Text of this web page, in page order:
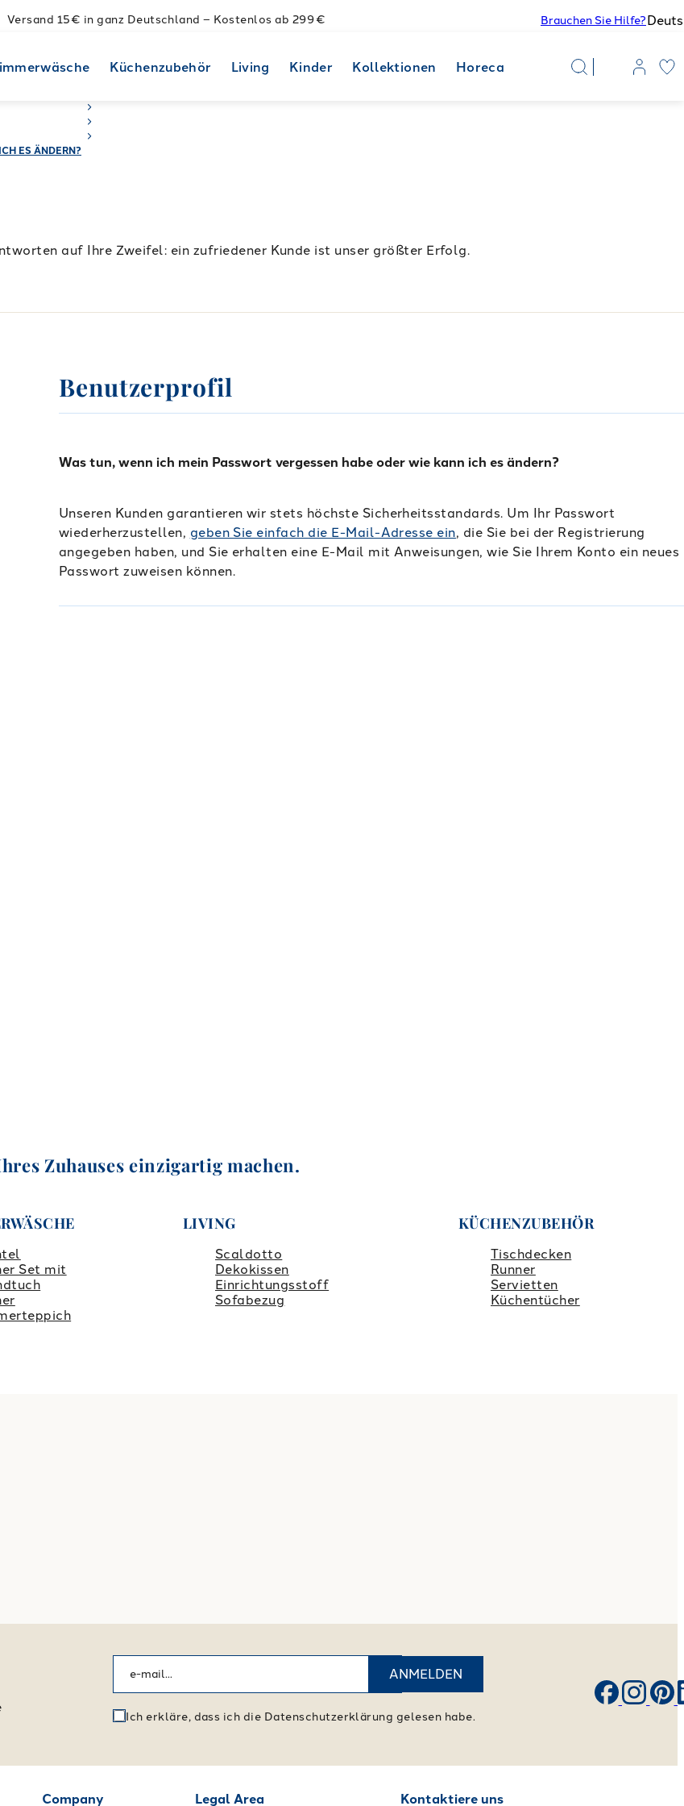
Versand 15€ in ganz Deutschland – Kostenlos ab 299 € Brauchen Sie Hilfe?
Küchenzubehör Living Kinder Kollektionen Horeca
ES ÄNDERN?
auf Ihre Zweifel: ein zufriedener Kunde ist unser größter Erfolg.
Benutzerprofil
Was tun, wenn ich mein Passwort vergessen habe oder wie kann ich es ändern?
Unseren Kunden garantieren wir stets höchste Sicherheitsstandards. Um Ihr Passwort
wiederherzustellen, geben Sie einfach die E-Mail-Adresse ein, die Sie bei der Registrierung
angegeben haben, und Sie erhalten eine E-Mail mit Anweisungen, wie Sie Ihrem Konto ein neues
Passwort zuweisen können.
Zuhauses einzigartig machen.
Set mit
LIVING
Scaldotto
Dekokissen
Einrichtungsstoff
Sofabezug
KÜCHENZUBEHÖR
Tischdecken
Runner
Servietten
Küchentücher
ANMELDEN
Ich erkläre, dass ich die Datenschutzerklärung gelesen habe.
Company Legal Area Kontaktiere uns